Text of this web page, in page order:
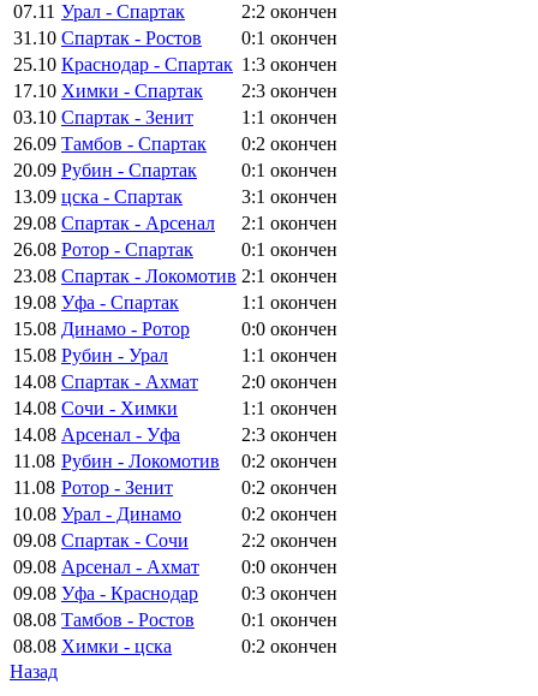
07.11 Урал - Спартак 2:2 окончен
31.10 Спартак - Ростов 0:1 окончен
25.10 Краснодар - Спартак 1:3 окончен
17.10 Химки - Спартак 2:3 окончен
03.10 Спартак - Зенит 1:1 окончен
26.09 Тамбов - Спартак 0:2 окончен
20.09 Рубин - Спартак 0:1 окончен
13.09 цска - Спартак 3:1 окончен
29.08 Спартак - Арсенал 2:1 окончен
26.08 Ротор - Спартак 0:1 окончен
23.08 Спартак - Локомотив 2:1 окончен
19.08 Уфа - Спартак 1:1 окончен
15.08 Динамо - Ротор 0:0 окончен
15.08 Рубин - Урал 1:1 окончен
14.08 Спартак - Ахмат 2:0 окончен
14.08 Сочи - Химки 1:1 окончен
14.08 Арсенал - Уфа 2:3 окончен
11.08 Рубин - Локомотив 0:2 окончен
11.08 Ротор - Зенит 0:2 окончен
10.08 Урал - Динамо 0:2 окончен
09.08 Спартак - Сочи 2:2 окончен
09.08 Арсенал - Ахмат 0:0 окончен
09.08 Уфа - Краснодар 0:3 окончен
08.08 Тамбов - Ростов 0:1 окончен
08.08 Химки - цска 0:2 окончен
Назад